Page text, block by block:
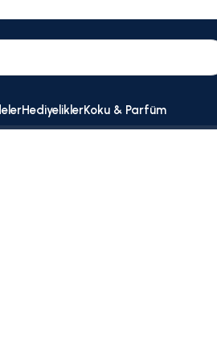
HediyeliklerKoku & Parfüm